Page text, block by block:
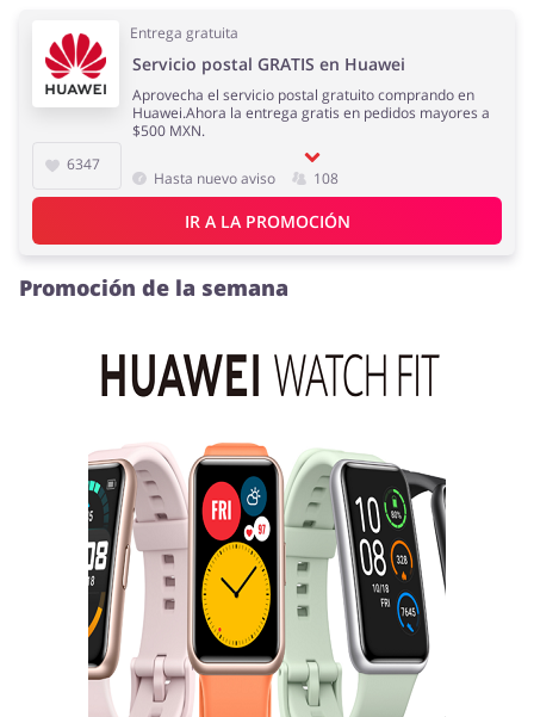
Entrega gratuita
6347
Servicio postal GRATIS en Huawei
Aprovecha el servicio postal gratuito comprando en
Huawei.Ahora la entrega gratis en pedidos mayores a
$500 MXN.
Hasta nuevo aviso 108
IR A LA PROMOCIÓN
Promoción de la semana